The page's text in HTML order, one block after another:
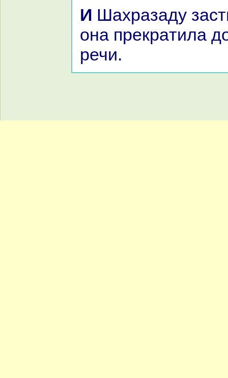
И Шахpaзаду застигло утро, и
онa прекpaтила
речи.